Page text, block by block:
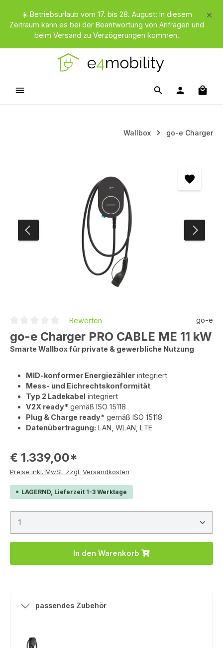
Zum Hauptinhalt springen
☀️ Betriebsurlaub vom 17. bis 28. August: In diesem
Zeitraum kann es bei der Beantwortung von Anfragen und
beim Versand zu Verzögerungen kommen.
Wallbox go-e Charger
Durchschnittliche Bewertung von 0 von 5 Sternen
Bewerten go-e
go-e Charger PRO CABLE ME 11 kW
Smarte Wallbox für private & gewerbliche Nutzung
MID-konformer Energiezähler integriert
Mess- und Eichrechtskonformität
Typ 2 Ladekabel integriert
V2X ready* gemäß ISO 15118
Plug & Charge ready* gemäß ISO 15118
Datenübertragung: LAN, WLAN, LTE
€ 1.339,00*
Preise inkl. MwSt. zzgl. Versandkosten
LAGERND, Lieferzeit 1-3 Werktage
Produkt Anzahl: Gib den gewünschten Wert ein
In den Warenkorb
passendes Zubehör